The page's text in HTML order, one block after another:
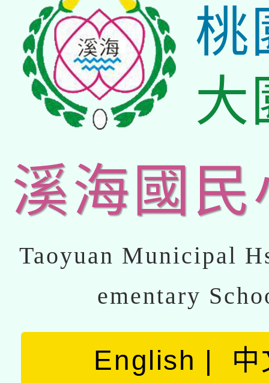
桃
大
溪海國民
Taoyuan Municipal
ementary
English 中